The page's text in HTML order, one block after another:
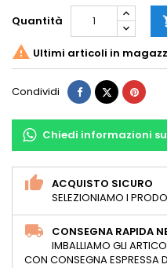
Quantità
 Ultimi articoli in
Condividi CondividiTwitta
Chiedi informazioni
ACQUISTO SICURO
SELEZIONIAMO I
CONSEGNA RAPIDA
IMBALLIAMO GLI
CON CONSEGNA ESPRESSA